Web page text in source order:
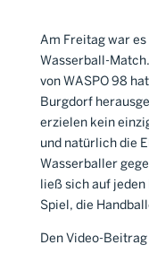
Am Freitag war
Wasserball-
von WASPO 98
Burgdorf
erzielen kein
und natürlich die
Wasserballer
ließ sich auf jeden
Spiel, die
Den Video-Beitrag